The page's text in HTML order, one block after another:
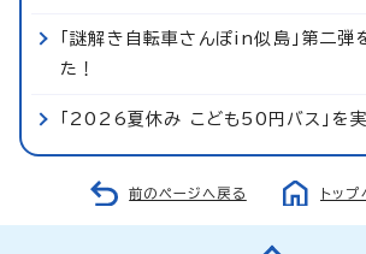
「謎解き自転車さんぽin似島」第二弾
た！
「2026夏休み こども50円バス」を実
前のページへ戻る トッ